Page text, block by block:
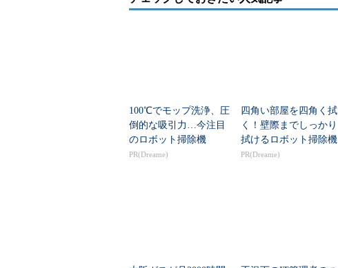
100℃でモップ洗浄、圧
倒的な吸引力…今注目
のロボット掃除機
PR(Dreame)
四角い部屋を四角く拭
く！壁際までしっかり
拭けるロボット掃除機
PR(Dreame)